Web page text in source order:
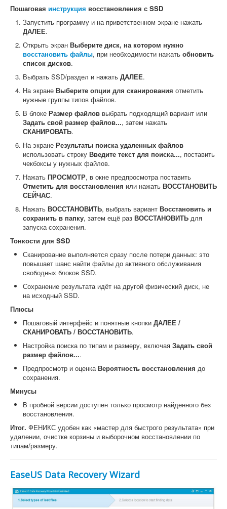
Пошаговая инструкция восстановления с SSD
Запустить программу и на приветственном экране нажать
ДАЛЕЕ.
Открыть экран Выберите диск, на котором нужно
восстановить файлы, при необходимости нажать обновить
список дисков.
Выбрать SSD/раздел и нажать ДАЛЕЕ.
На экране Выберите опции для сканирования отметить
нужные группы типов файлов.
В блоке Размер файлов выбрать подходящий вариант или
Задать свой размер файлов..., затем нажать
СКАНИРОВАТЬ.
На экране Результаты поиска удаленных файлов
использовать строку Введите текст для поиска..., поставить
чекбоксы у нужных файлов.
Нажать ПРОСМОТР, в окне предпросмотра поставить
Отметить для восстановления или нажать ВОССТАНОВИТЬ
СЕЙЧАС.
Нажать ВОССТАНОВИТЬ, выбрать вариант Восстановить и
сохранить в папку, затем ещё раз ВОССТАНОВИТЬ для
запуска сохранения.
Тонкости для SSD
Сканирование выполняется сразу после потери данных: это
повышает шанс найти файлы до активного обслуживания
свободных блоков SSD.
Сохранение результата идёт на другой физический диск, не
на исходный SSD.
Плюсы
Пошаговый интерфейс и понятные кнопки ДАЛЕЕ /
СКАНИРОВАТЬ / ВОССТАНОВИТЬ.
Настройка поиска по типам и размеру, включая Задать свой
размер файлов....
Предпросмотр и оценка Вероятность восстановления до
сохранения.
Минусы
В пробной версии доступен только просмотр найденного без
восстановления.
Итог. ФЕНИКС удобен как «мастер для быстрого результата» при
удалении, очистке корзины и выборочном восстановлении по
типам/размеру.
EaseUS Data Recovery Wizard